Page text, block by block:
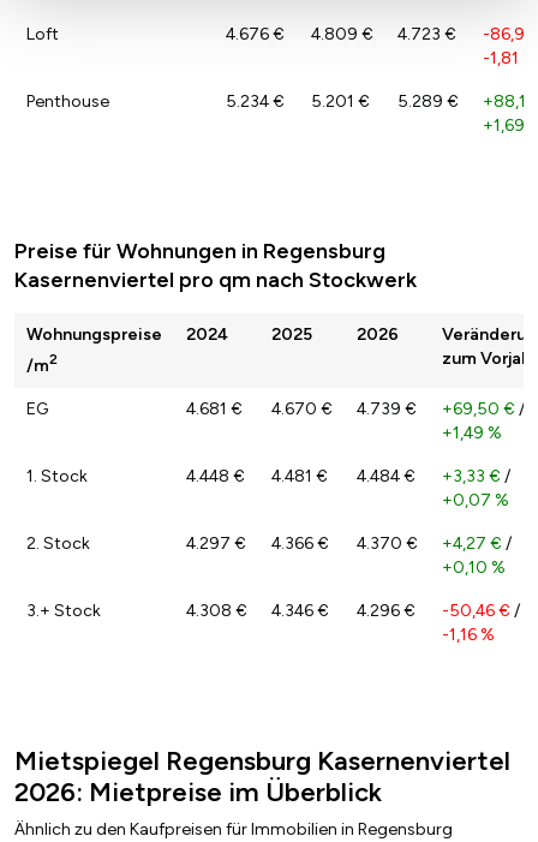
Loft 4.676 € 4.809 € 4.723 €
-
-1,81 %
Penthouse 5.234 € 5.201 € 5.289 €
+1,69
Preise für Wohnungen in Regensburg
Kasernenviertel pro qm nach Stockwerk
Wohnungspreise
/m2
2024 2025 2026
zum Vorjahr
EG 4.681 € 4.670 € 4.739 € +69,50 € /
+1,49 %
1. Stock 4.448 € 4.481 € 4.484 € +3,33 € /
+0,07 %
2. Stock 4.297 € 4.366 € 4.370 € +4,27 € /
+0,10 %
3.+ Stock 4.308 € 4.346 € 4.296 € -50,46 € /
-1,16 %
Mietspiegel Regensburg Kasernenviertel
2026: Mietpreise im Überblick
Ähnlich zu den Kaufpreisen für Immobilien in Regensburg